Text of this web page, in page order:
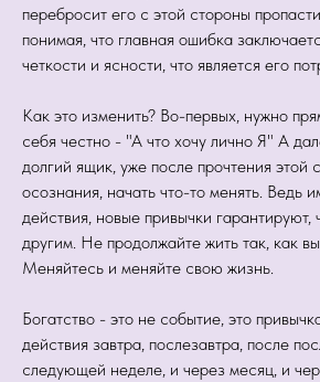
перебросит его с этой стороны
понимая, что главная ошибка
четкости и ясности, что является его
Как это изменить? Во-первых, нужно
себя честно - "А что хочу лично Я" А
долгий ящик, уже после прочтения этой
осознания, начать что-то менять. Ведь
действия, новые привычки гарантируют,
другим. Не продолжайте жить так, как
Меняйтесь и меняйте свою жизнь.
Богатство - это не событие, это
действия завтра, послезавтра, после
следующей неделе, и через месяц, и